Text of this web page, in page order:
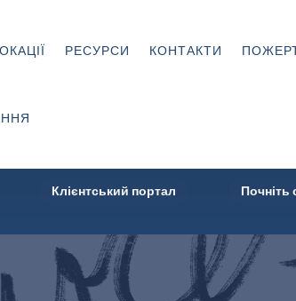
РЕСУРСИ КОНТАКТИ
Клієнтський портал Почніть